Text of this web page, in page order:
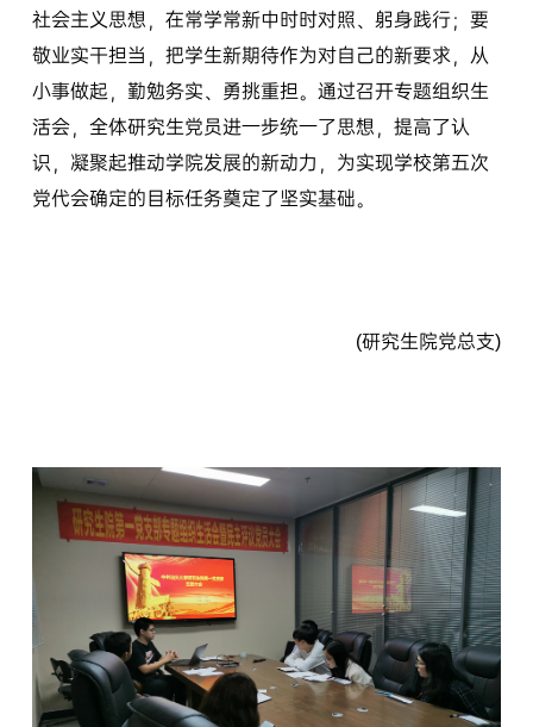
社会主义思想，在常学常新中时时对照、躬身践行；要
敬业实干担当，把学生新期待作为对自己的新要求，从
小事做起，勤勉务实、勇挑重担。通过召开专题组织生
活会，全体研究生党员进一步统一了思想，提高了认
识，凝聚起推动学院发展的新动力，为实现学校第五次
党代会确定的目标任务奠定了坚实基础。
(研究生院党总支)